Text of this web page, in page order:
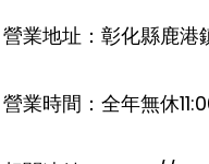
業地址：彰化縣鹿
業時間：全年無休